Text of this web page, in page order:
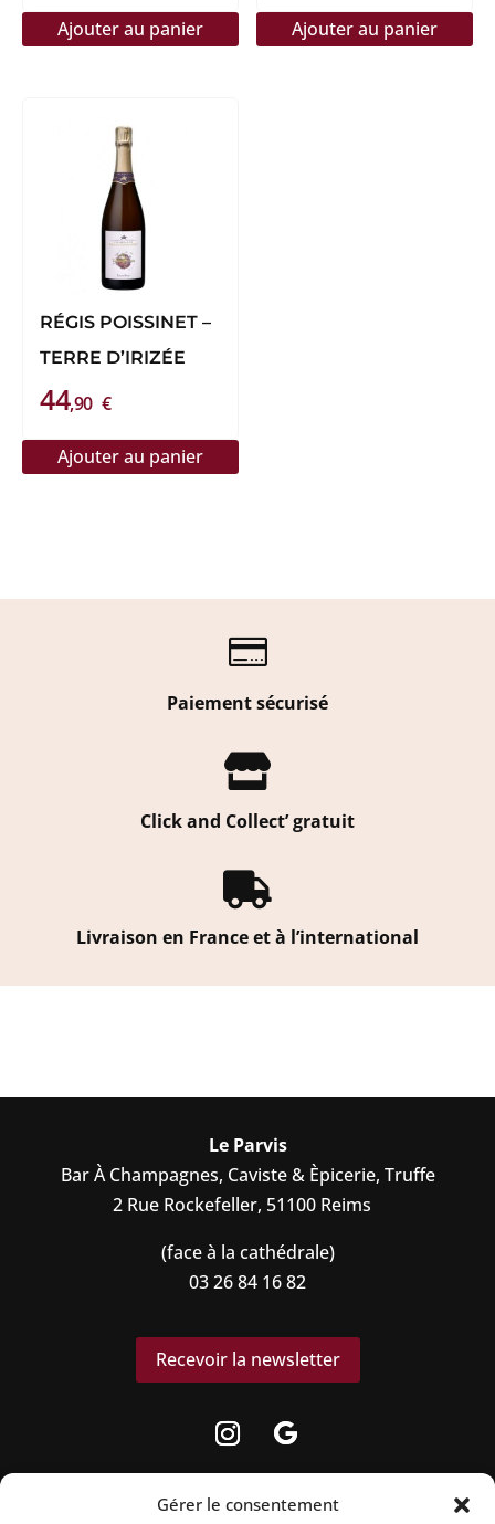
Gérer le consentement
Ajouter au panier Ajouter au panier
RÉGIS POISSINET –
TERRE D’IRIZÉE
44,90 €
Ajouter au panier

Paiement sécurisé

Click and Collect’ gratuit

Livraison en France et à l’international
Le Parvis
Bar À Champagnes, Caviste & Èpicerie, Truffe
2 Rue Rockefeller, 51100 Reims
(face à la cathédrale)
03 26 84 16 82
Recevoir la newsletter